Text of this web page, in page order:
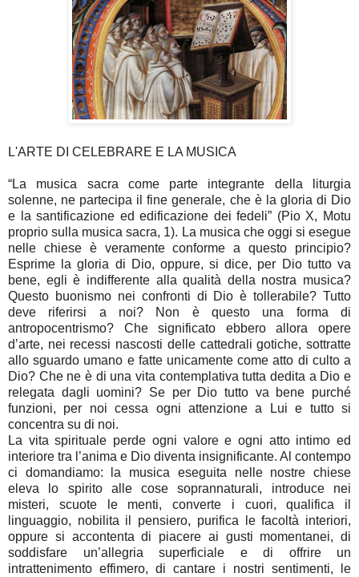
L'ARTE DI CELEBRARE E LA MUSICA
“La musica sacra come parte integrante della liturgia
solenne, ne partecipa il fine generale, che è la gloria di Dio
e la santificazione ed edificazione dei fedeli” (Pio X, Motu
proprio sulla musica sacra, 1). La musica che oggi si esegue
nelle chiese è veramente conforme a questo principio?
Esprime la gloria di Dio, oppure, si dice, per Dio tutto va
bene, egli è indifferente alla qualità della nostra musica?
Questo buonismo nei confronti di Dio è tollerabile? Tutto
deve riferirsi a noi? Non è questo una forma di
antropocentrismo? Che significato ebbero allora opere
d’arte, nei recessi nascosti delle cattedrali gotiche, sottratte
allo sguardo umano e fatte unicamente come atto di culto a
Dio? Che ne è di una vita contemplativa tutta dedita a Dio e
relegata dagli uomini? Se per Dio tutto va bene purché
funzioni, per noi cessa ogni attenzione a Lui e tutto si
concentra su di noi.
La vita spirituale perde ogni valore e ogni atto intimo ed
interiore tra l’anima e Dio diventa insignificante. Al contempo
ci domandiamo: la musica eseguita nelle nostre chiese
eleva lo spirito alle cose soprannaturali, introduce nei
misteri, scuote le menti, converte i cuori, qualifica il
linguaggio, nobilita il pensiero, purifica le facoltà interiori,
oppure si accontenta di piacere ai gusti momentanei, di
soddisfare un’allegria superficiale e di offrire un
intrattenimento effimero, di cantare i nostri sentimenti, le